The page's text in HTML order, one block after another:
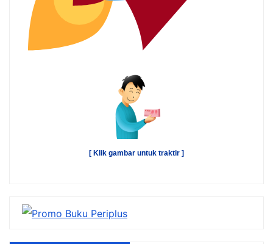
[ Klik gambar untuk traktir ]